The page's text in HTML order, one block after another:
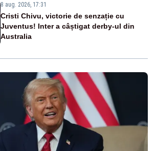
8 aug. 2026, 17:31
Cristi Chivu, victorie de senzație cu
Juventus! Inter a câștigat derby-ul din
Australia